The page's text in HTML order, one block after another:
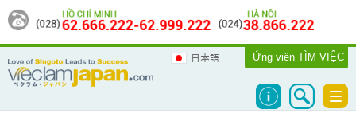
日本語 Ứng viên TÌM VIỆC